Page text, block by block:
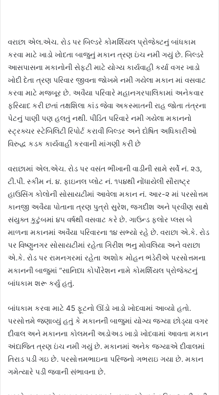
વરાછા એલ.એચ. રોડ પર બિલ્ડરે કોમર્શિયલ પ્રોજેક્ટનું બાંધકામ
કરવા માટે ખાડો ખોદતા બાજુનું મકાન ત્રણ ઇંચ નમી ગયું છે. બિલ્ડરે
આસપાસના મકાનોની સેફટી માટે યોગ્ય કાર્યવાહી કર્યા વગર ખાડો
ખોદી દેતા ત્રણ પરિવાર જીવના જોખમે નમી ગયેલા મકાન માં વસવાટ
કરવા માટે મજબૂર છે. અવૈયા પરિવારે મહાનગરપાલિકામાં અનેકવાર
ફરિયાદ કરી છતાં તક્ષશિલા કાંડ જેવા અકસ્માતની રાહ જોતા તંત્રના
પેટનું પાણી પણ હલતું નથી. પીડિત પરિવારે નમી ગયેલા મકાનનો
સ્ટ્રક્ચર સ્ટેબિલિટી રિપોર્ટ કરાવી બિલ્ડર અને દોષિત અધિકારીઓ
વિરુદ્ધ કડક કાર્યવાહી કરવાની માંગણી કરી છે
વરાછામાં એલ.એચ. રોડ પર વસંત ભીખાની વાડીની સામે સર્વે નં. ૨૩,
ટી.પી. સ્કીમ નં. ૪. ફાઇનલ પ્લોટ નં. ૧૫૪થી નોંધાયેલી સૌરાષ્ટ્ર
હાઉસિંગ કોલોની સોસાયટીમાં આવેલા મકાન નં. આર-૨ માં પરસોત્તમ
કાનજી અવૈયા પોતાના ત્રણ પુત્રો સુરેશ, જગદીશ અને પ્રવીણ સાથે
સંયુક્ત કુટુંબમાં ૪૫ વર્ષથી વસવાટ કરે છે. ગાઉન્ડ ફ્લોર પ્લસ બે
માળના મકાનમાં અવૈયા પરિવારના ૧૪ સભ્યો રહે છે. વરાછા એ.કે. રોડ
પર વિષ્ણુનગર સોસાયટીમાં રહેતા ગિરીશ ભનુ મોવલિયા અને વરાછા
એ.કે. રોડ પર રામનગરમાં રહેતા અશોક મોહન ભંડેરીએ પરસોત્તમના
મકાનની બાજુમાં “સાનિધ્ધ કોર્પોરેશન નામે કોમર્શિયલ પ્રોજેક્ટનું
બાંધકામ શરૂ કર્યુ હતું.
બાંધકામ કરવા માટે 45 ફૂટનો ઊંડો ખાડો ખોદવામાં આવ્યો હતો.
પરસોત્તમે જણાવ્યું હતું કે મકાનની બાજુમાં યોગ્ય જગ્યા છોડ્યા વગર
દીવાલ અને મકાનના કોલમની અડોઅડ ખાડો ખોદવામાં આવતા મકાન
અંદાજિત ત્રણ ઇંચ નમી ગયું છે. મકાનમાં અનેક જગ્યાએ દીવાલમાં
તિરાડ પડી ગઇ છે. પરસોત્તમભાઇના પરિજનો ગભરાઇ ગયા છે. મકાન
ગમેત્યારે પડી જવાની સંભાવના છે.